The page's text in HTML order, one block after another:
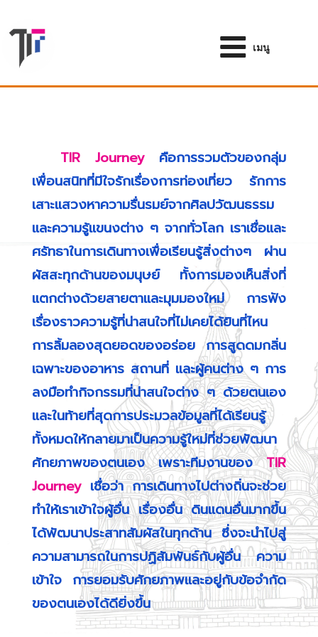
ไป
บทความ
เมนู
TIR Journey
คือการรวมตัวของกลุ่ม
เพื่อนสนิทที่มีใจรักเรื่องการท่องเที่ยว รักการ
เสาะแสวงหาความรื่นรมย์จากศิลปวัฒนธรรม
และความรู้แขนงต่าง ๆ จากทั่วโลก เราเชื่อและ
ศรัทธาในการเดินทางเพื่อเรียนรู้สิ่งต่างๆ ผ่าน
ผัสสะทุกด้านของมนุษย์ ทั้งการมองเห็นสิ่งที่
แตกต่างด้วยสายตาและมุมมองใหม่ การฟัง
เรื่องราวความรู้ที่น่าสนใจที่ไม่เคยได้ยินที่ไหน
การลิ้มลองสุดยอดของอร่อย การสูดดมกลิ่น
เฉพาะของอาหาร สถานที่ และผู้คนต่าง ๆ การ
ลงมือทำกิจกรรมที่น่าสนใจต่าง ๆ ด้วยตนเอง
และในท้ายที่สุดการประมวลข้อมูลที่ได้เรียนรู้
ทั้งหมดให้กลายมาเป็นความรู้ใหม่ที่ช่วยพัฒนา
ศักยภาพของตนเอง เพราะทีมงานของ
TIR
Journey เชื่อว่า การเดินทางไปต่างถิ่นจะช่วย
ทำให้เราเข้าใจผู้อื่น เรื่องอื่น ดินแดนอื่นมากขึ้น
ได้พัฒนาประสาทสัมผัสในทุกด้าน ซึ่งจะนำไปสู่
ความสามารถในการปฏิสัมพันธ์กับผู้อื่น ความ
เข้าใจ การยอมรับศักยภาพและอยู่กับข้อจำกัด
ของตนเองได้ดียิ่งขึ้น